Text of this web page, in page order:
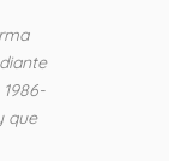
que